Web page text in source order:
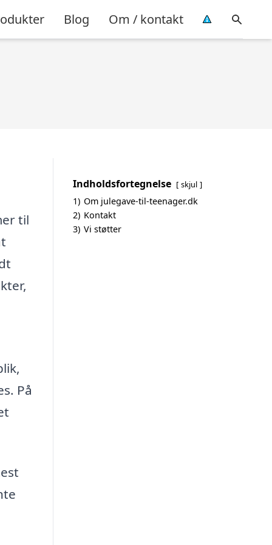
Blog Om / kontakt
til
På
Indholdsfortegnelse skjul
1) Om julegave-til-teenager.dk
2) Kontakt
3) Vi støtter